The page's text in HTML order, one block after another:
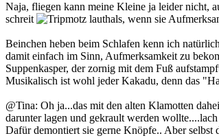
Naja, fliegen kann meine Kleine ja leider nicht,
schreit
lauthals, wenn sie
Beinchen heben beim Schlafen kenn ich
damit einfach im Sinn, Aufmerksamkeit zu
Suppenkasper, der zornig mit dem Fuß
Musikalisch ist wohl jeder Kakadu, denn das
@Tina: Oh ja...das mit den alten Klamotten
darunter lagen und gekrault werden wollte....lach
Dafür demontiert sie gerne Knöpfe.. Aber